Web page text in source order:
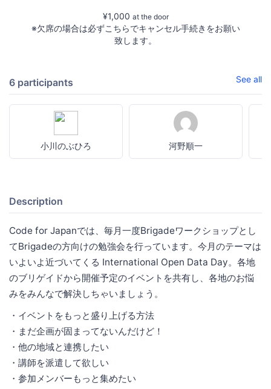
¥1,000 at the door
※欠席の場合は必ずこちらでキャンセル手続きをお願い
致します。
6 participants See all
小川のぶひろ 河野順一
Description
Code for Japanでは、毎月一度Brigadeワークショップとし
てBrigadeの方向けの勉強会を行っています。今月のテーマは
いよいよ近づいてくる International Open Data Day。各地
のブリゲイドから開催予定のイベントを共有し、各地のお悩
みをみんなで解決しちゃいましょう。
・イベントをもっと盛り上げる方法
・まだ企画が固まってないんだけど！
・他の地域と連携したい
・講師を派遣して欲しい
・参加メンバーもっと集めたい